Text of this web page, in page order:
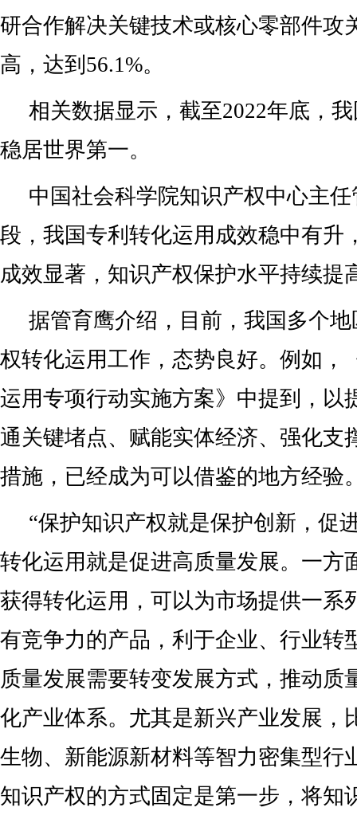
研合作解决关键技术或核心零部件攻
高，达到56.1%。
相关数据显示，截至2022年底，
稳居世界第一。
中国社会科学院知识产权中心主
段，我国专利转化运用成效稳中有升
成效显著，知识产权保护水平持续提
据管育鹰介绍，目前，我国多个
权转化运用工作，态势良好。例如，
运用专项行动实施方案》中提到，以
通关键堵点、赋能实体经济、强化支
措施，已经成为可以借鉴的地方经验
“保护知识产权就是保护创新，促
转化运用就是促进高质量发展。一方
获得转化运用，可以为市场提供一系
有竞争力的产品，利于企业、行业转
质量发展需要转变发展方式，推动质
化产业体系。尤其是新兴产业发展，
生物、新能源新材料等智力密集型行
知识产权的方式固定是第一步，将知